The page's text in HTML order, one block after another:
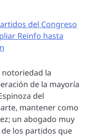
del Congreso
Reinfo hasta
notoriedad la
de la mayoría
del
mantener como
un abogado muy
los partidos que